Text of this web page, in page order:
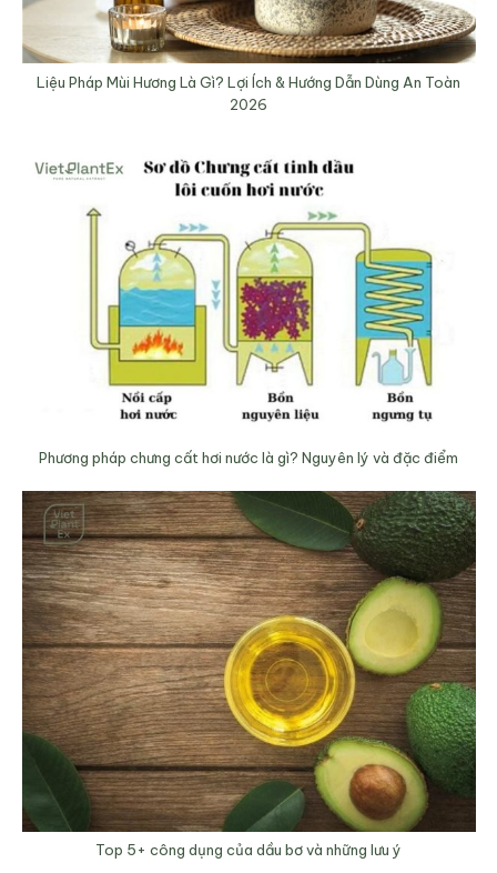
Liệu Pháp Mùi Hương Là Gì? Lợi Ích & Hướng Dẫn Dùng An Toàn
2026
Phương pháp chưng cất hơi nước là gì? Nguyên lý và đặc điểm
Top 5+ công dụng của dầu bơ và những lưu ý